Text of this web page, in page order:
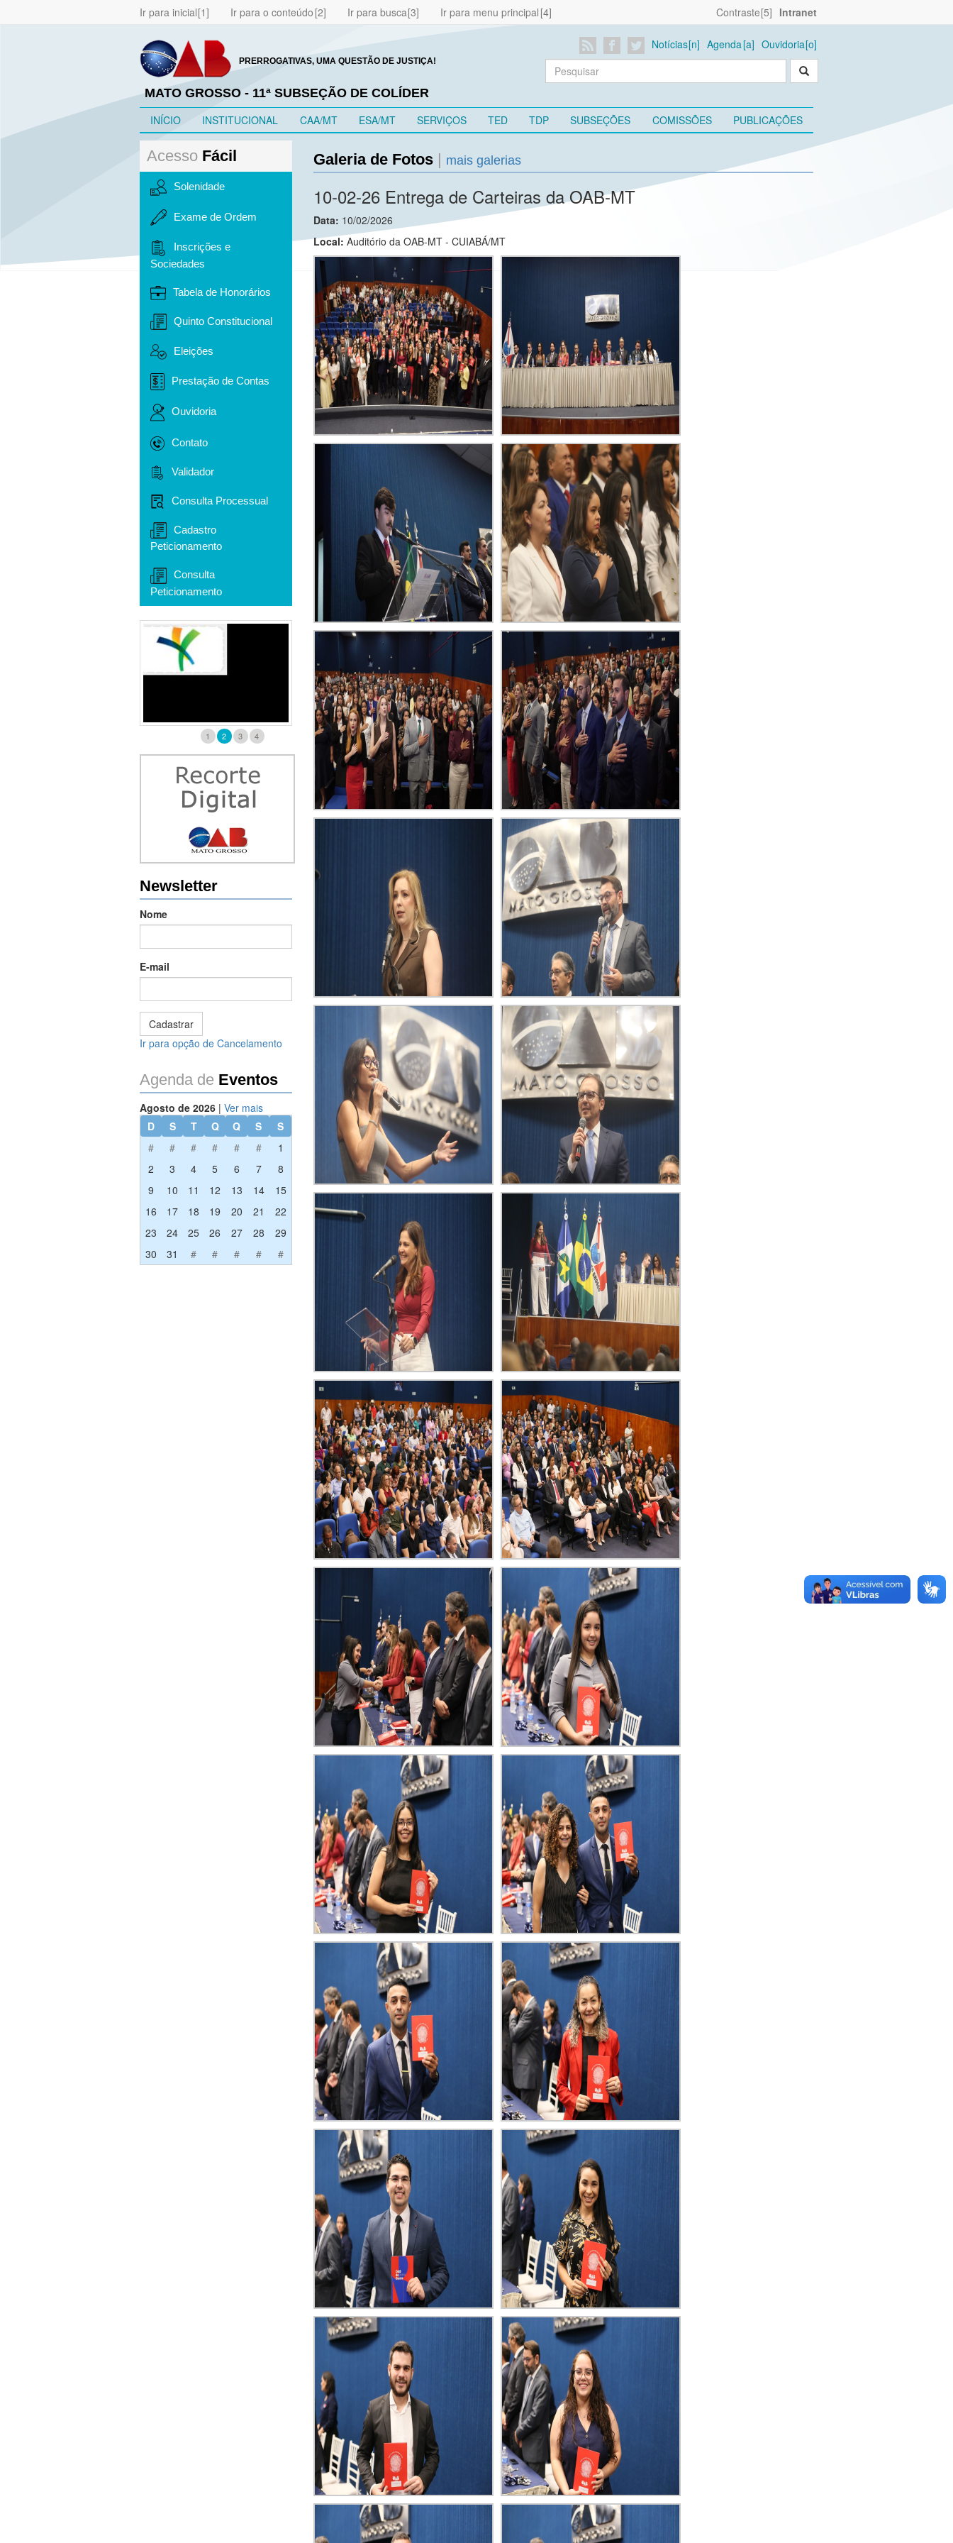
Ir para inicial Ir para o conteúdo Ir para busca Ir para menu principal Contraste Intranet
PRERROGATIVAS, UMA QUESTÃO DE JUSTIÇA!
MATO GROSSO - 11ª SUBSEÇÃO DE COLÍDER
Notícias Agenda Ouvidoria
INÍCIO INSTITUCIONAL CAA/MT ESA/MT SERVIÇOS TED TDP SUBSEÇÕES COMISSÕES PUBLICAÇÕES
Acesso Fácil
Solenidade
Exame de Ordem
Inscrições e
Sociedades
Tabela de Honorários
Quinto Constitucional
Eleições
Prestação de Contas
Ouvidoria
Contato
Validador
Consulta Processual
Cadastro
Peticionamento
Consulta
Peticionamento
1 2 3 4
Newsletter
Nome
E-mail
Ir para opção de Cancelamento
Agenda de Eventos
Agosto de 2026 | Ver mais
D
S T Q Q S
S
#
# # # # #
1
2
3 4 5 6 7
8
9
10 11 12 13 14
15
16
17 18 19 20 21
22
23
24 25 26 27 28
29
30
31 # # # # #
Galeria de Fotos mais galerias
10-02-26 Entrega de Carteiras da OAB-MT
Data: 10/02/2026
Local: Auditório da OAB-MT - CUIABÁ/MT